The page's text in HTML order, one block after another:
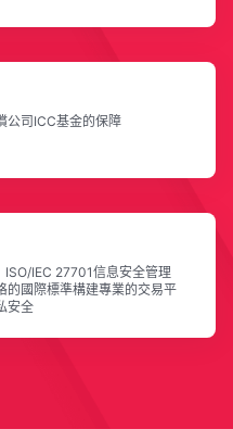
公司ICC基金的保障
IEC 27701信息安全管理
的國際標準構建專業的交易平
安全